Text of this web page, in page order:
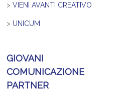
>VIENI AVANTI CREATIVO
> UNICUM
GIOVANI
COMUNICAZIONE
PARTNER